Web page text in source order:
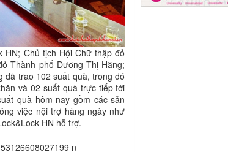
HN; Chủ tịch Hội Chữ thập đỏ
Thành phố Dương Thị Hằng;
đã trao 102 suất quà, trong đó
và 02 suất quà trực tiếp tới
quà hôm nay gồm các sản
việc nội trợ hàng ngày như
HN hỗ trợ.